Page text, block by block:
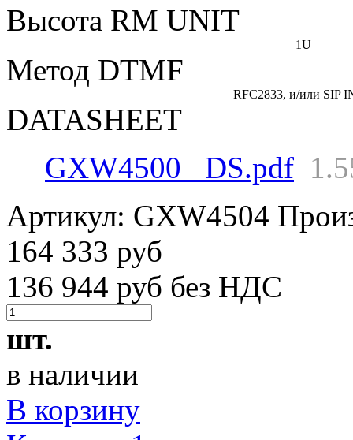
Высота RM UNIT
1U
Метод DTMF
RFC2833, и/или SIP
DATASHEET
GXW4500 _DS.pdf
Артикул: GXW4504
164 333 руб
136 944 руб без НДС
шт.
в наличии
В корзину